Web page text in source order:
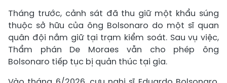
Tháng trước, cảnh sát đã thu giữ một khẩu súng
thuộc sở hữu của ông Bolsonaro do một sĩ quan
quân đội nắm giữ tại trạm kiểm soát. Sau vụ việc,
Thẩm phán De Moraes vẫn cho phép ông
Bolsonaro tiếp tục bị quản thúc tại gia.